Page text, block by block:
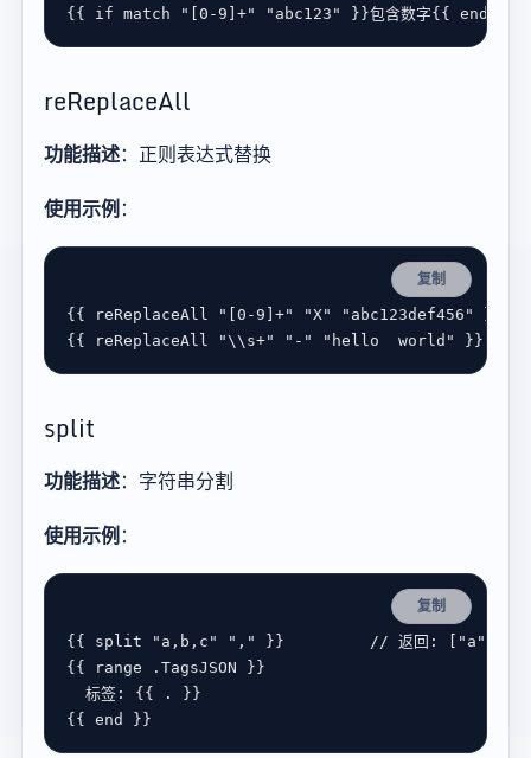
{{ if match "[0-9]+" "abc123" }}包含数字{{ end
reReplaceAll
功能描述：正则表达式替换
使用示例：
复制
{{ reReplaceAll "[0-9]+" "X" "abc123def456"
{{
reReplaceAll "\\s+" "-" "hello  world" }}
split
功能描述：字符串分割
使用示例：
复制
{{ split "a,b,c" ","
}}
{{
range . TagsJSON
标签
{{ end